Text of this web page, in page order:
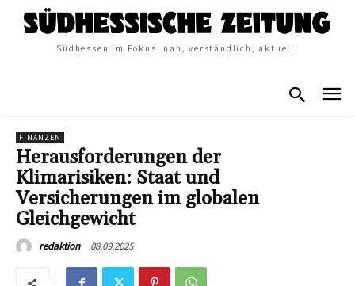
Südhessen im Fokus: nah, verständlich, aktuell.
FINANZEN
Herausforderungen der
Klimarisiken: Staat und
Versicherungen im globalen
Gleichgewicht
redaktion 08.09.2025